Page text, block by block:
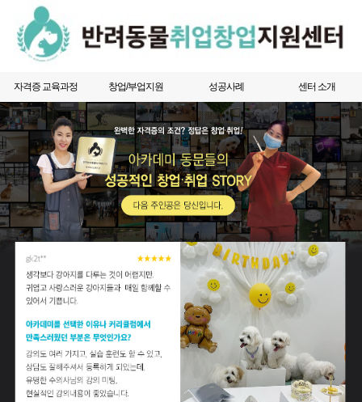
자격증 교육과정 창업/부업지원 성공사례 센터 소개